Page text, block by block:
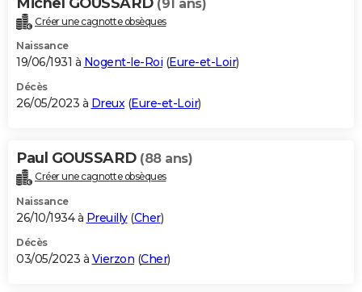
(91 ans)
Créer une cagnotte obsèques
Naissance
19/06/1931 à Nogent-le-Roi (Eure-et-Loir)
Décès
26/05/2023 à Dreux(Eure-et-Loir)
Paul GOUSSARD (88 ans)
Créer une cagnotte obsèques
Naissance
26/10/1934 à Preuilly(Cher)
Décès
03/05/2023 à Vierzon (Cher)